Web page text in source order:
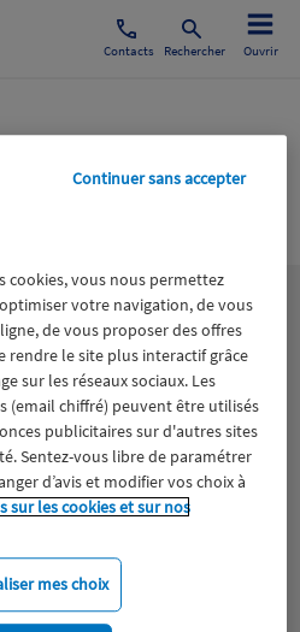
Contacts Rechercher Ouvrir
naturelles Climat
ESS
Macif Jeunesse
cookies, vous nous permettez
votre navigation, de vous
de vous proposer des offres
rendre le site plus interactif grâce
sur les réseaux sociaux. Les
(email chiffré) peuvent être utilisés
publicitaires sur d'autres sites
Sentez-vous libre de paramétrer
d’avis et modifier vos choix à
sur les cookies et sur nos
mes choix
Continuer sans accepter